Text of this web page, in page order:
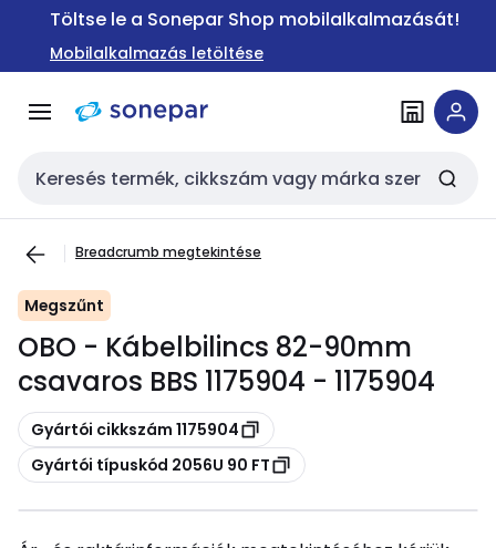
Ugrás a
Ugrás a
tartalomra
Töltse le a Sonepar Shop mobilalkalmazását!
Mobilalkalmazás letöltése
Keresési bemenet
Breadcrumb megtekintése
Megszűnt
OBO - Kábelbilincs 82-90mm
csavaros BBS 1175904 - 1175904
Másolás
Gyártói cikkszám 1175904
Másolás
Gyártói típuskód 2056U 90 FT